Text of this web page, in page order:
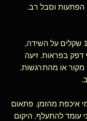
הפתעות וסבל רב.
במועד שנקבע הגעתי למלון, שמתי 1000 שקלים על השידה,
דפק בפראות. זיעה
מקור או מהתרגשות.
איכפת מהזמן. פתאום
עומד להתעלף. היקום